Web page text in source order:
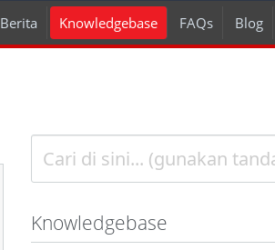
Berita Knowledgebase FAQs Blog
Knowledgebase